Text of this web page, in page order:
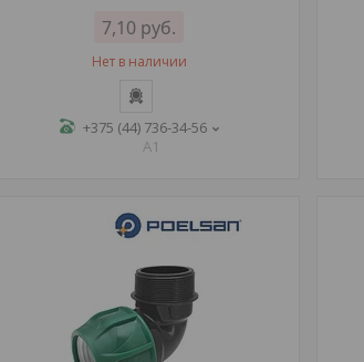
7,10 руб.
Нет в наличии
+375 (44) 736-34-56
A1